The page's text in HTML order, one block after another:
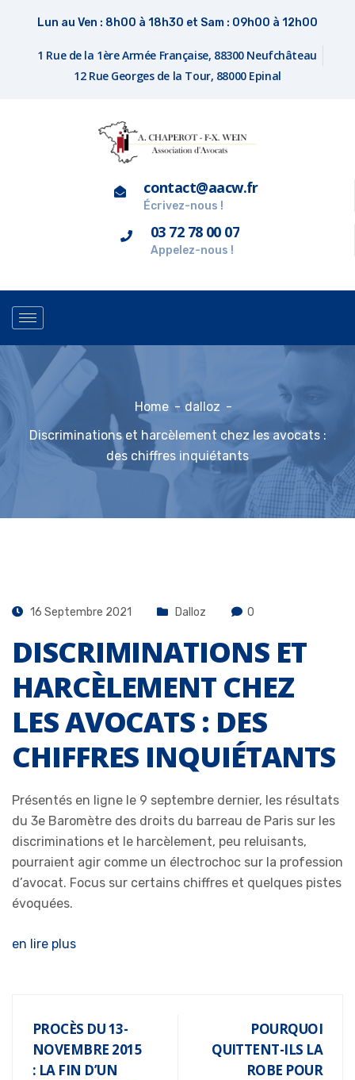
Lun au Ven : 8h00 à 18h30 et Sam : 09h00 à 12h00
1 Rue de la 1ère Armée Française, 88300 Neufchâteau
12 Rue Georges de la Tour, 88000 Epinal
contact@aacw.fr
Écrivez-nous !
03 72 78 00 07
Appelez-nous !
Home
dalloz
Discriminations et harcèlement chez les avocats :
des chiffres inquiétants
16 Septembre 2021 Dalloz 0
DISCRIMINATIONS ET
HARCÈLEMENT CHEZ
LES AVOCATS : DES
CHIFFRES INQUIÉTANTS
Présentés en ligne le 9 septembre dernier, les résultats
du 3e Baromètre des droits du barreau de Paris sur les
discriminations et le harcèlement, peu reluisants,
pourraient agir comme un électrochoc sur la profession
d’avocat. Focus sur certains chiffres et quelques pistes
évoquées.
en lire plus
PROCÈS DU 13-
NOVEMBRE 2015
: LA FIN D’UN
POURQUOI
QUITTENT-ILS LA
ROBE POUR